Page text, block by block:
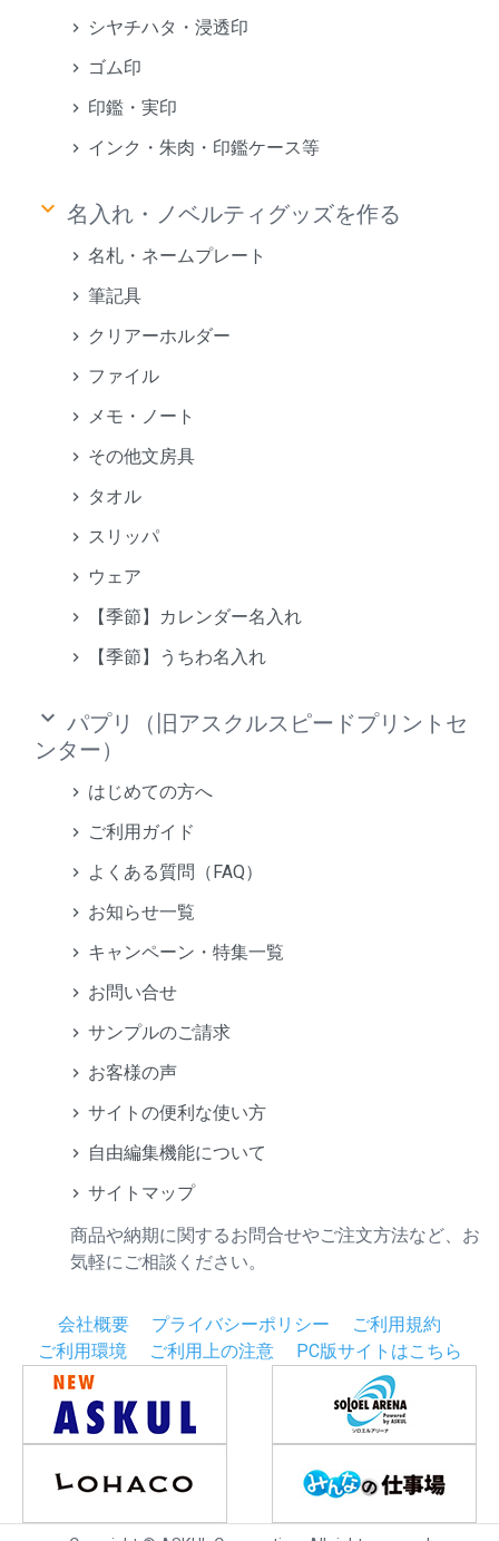
シヤチハタ・浸透印
ゴム印
印鑑・実印
インク・朱肉・印鑑ケース等
keyboard_arrow_down 名入れ・ノベルティグッズを作る
名札・ネームプレート
筆記具
クリアーホルダー
ファイル
メモ・ノート
その他文房具
タオル
スリッパ
ウェア
【季節】カレンダー名入れ
【季節】うちわ名入れ
keyboard_arrow_down パプリ（旧アスクルスピードプリントセ
ンター）
はじめての方へ
ご利用ガイド
よくある質問（FAQ）
お知らせ一覧
キャンペーン・特集一覧
お問い合せ
サンプルのご請求
お客様の声
サイトの便利な使い方
自由編集機能について
サイトマップ
商品や納期に関するお問合せやご注文方法など、お
気軽にご相談ください。
会社概要 プライバシーポリシー
ご利用規約
ご利用環境
ご利用上の注意 PC版サイトはこちら